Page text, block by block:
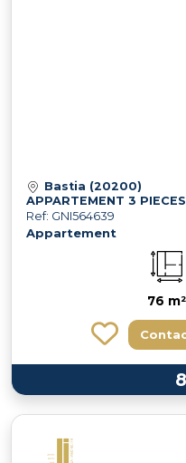
Bastia (20200)
Ref: GNI564639
Appartement
76 m²